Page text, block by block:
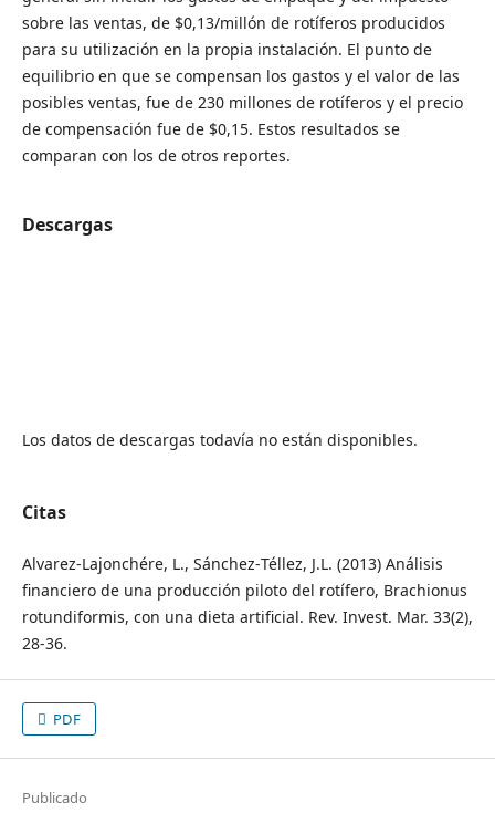
sobre las ventas, de $0,13/millón de rotíferos producidos
para su utilización en la propia instalación. El punto de
equilibrio en que se compensan los gastos y el valor de las
posibles ventas, fue de 230 millones de rotíferos y el precio
de compensación fue de $0,15. Estos resultados se
comparan con los de otros reportes.
Descargas
Los datos de descargas todavía no están disponibles.
Citas
Alvarez‐Lajonchére, L., Sánchez‐Téllez, J.L. (2013) Análisis
financiero de una producción piloto del rotífero, Brachionus
rotundiformis, con una dieta artificial. Rev. Invest. Mar. 33(2),
28‐36.
PDF
Publicado